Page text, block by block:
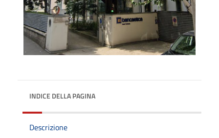
INDICE DELLA PAGINA
Descrizione